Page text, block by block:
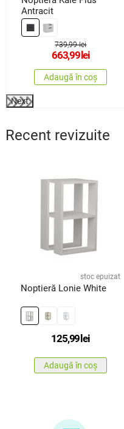
Antracit
739,99 lei
663,99lei
Adaugă în coș
Next
Recent revizuite
stoc epuizat
Noptieră Lonie White
125,99 lei
Adaugă în coș